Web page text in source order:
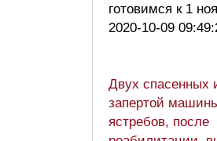
готовимся к 1
2020-10-09
Двух спасенных
запертой
ястребов, после